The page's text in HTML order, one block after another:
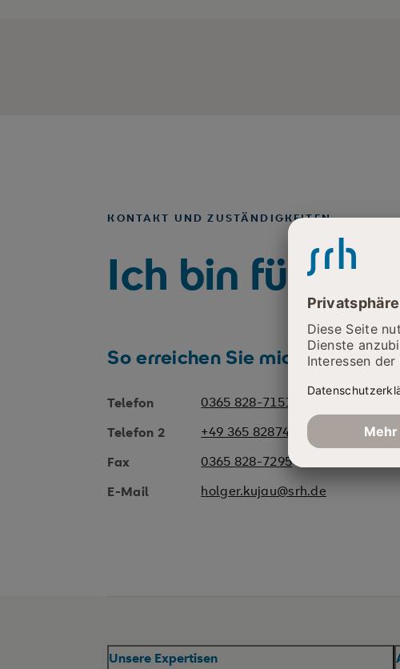
KONTAKT UND ZUSTÄNDIGKEITEN
Ich bin für Sie
So erreichen Sie mich
Telefon
0365 828-7151
Telefon 2
+49 365 8287470
Fax
0365 828-7295
E-Mail
holger.kujau@srh.de
Unsere Expertisen